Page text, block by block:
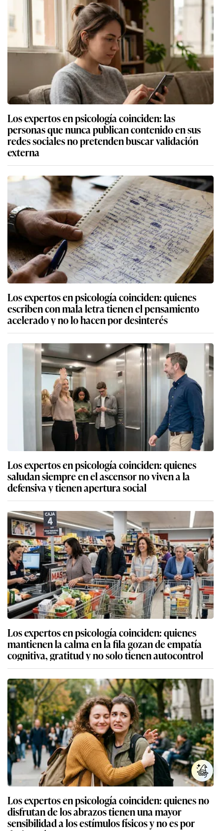
Los expertos en psicología coinciden: las
personas que nunca publican contenido en sus
redes sociales no pretenden buscar validación
externa
Los expertos en psicología coinciden: quienes
escriben con mala letra tienen el pensamiento
acelerado y no lo hacen por desinterés
Los expertos en psicología coinciden: quienes
saludan siempre en el ascensor no viven a la
defensiva y tienen apertura social
Los expertos en psicología coinciden: quienes
mantienen la calma en la fila gozan de empatía
cognitiva, gratitud y no solo tienen autocontrol
Los expertos en psicología coinciden: quienes no
disfrutan de los abrazos tienen una mayor
sensibilidad a los estímulos físicos y no es por